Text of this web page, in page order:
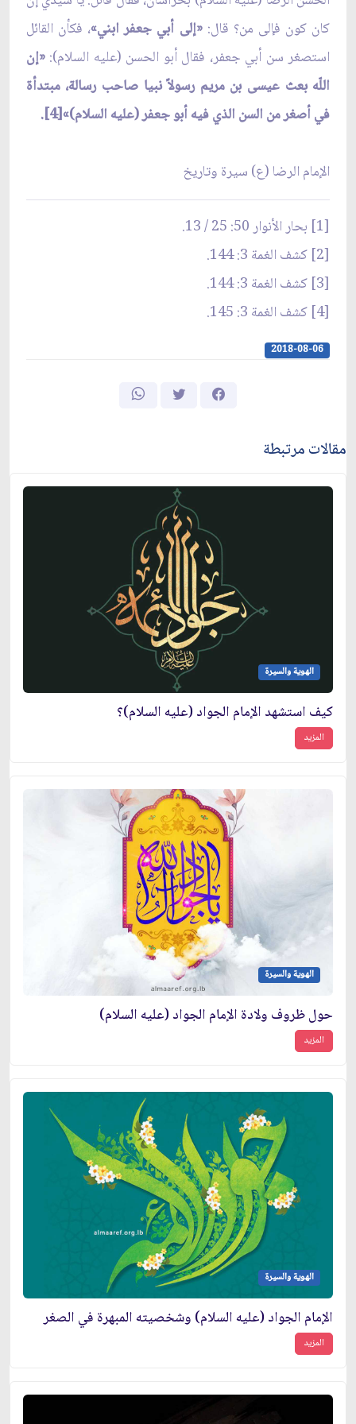
كان كون فإلى من؟ قال:«إلى أبي جعفر ابني»، فكأن القائل
استصغر سن أبي جعفر، فقال أبو الحسن (عليه السلام):«إن
اللّه بعث عيسى بن مريم رسولاً نبيا صاحب رسالة، مبتدأة
في أصغر من السن الذي فيه أبو جعفر (عليه السلام)»[4].
الإمام الرضا (ع) سيرة وتاريخ
[1] بحار الأنوار 50: 25 / 13.
[2] كشف الغمة 3: 144.
[3] كشف الغمة 3: 144.
[4] كشف الغمة 3: 145.
2018-08-06
مقالات مرتبطة
الهوية والسيرة
كيف استشهد الإمام الجواد (عليه السلام)؟
المزيد
الهوية والسيرة
حول ظروف ولادة الإمام الجواد (عليه السلام)
المزيد
الهوية والسيرة
الإمام الجواد (عليه السلام) وشخصيته المبهرة في الصغر
المزيد